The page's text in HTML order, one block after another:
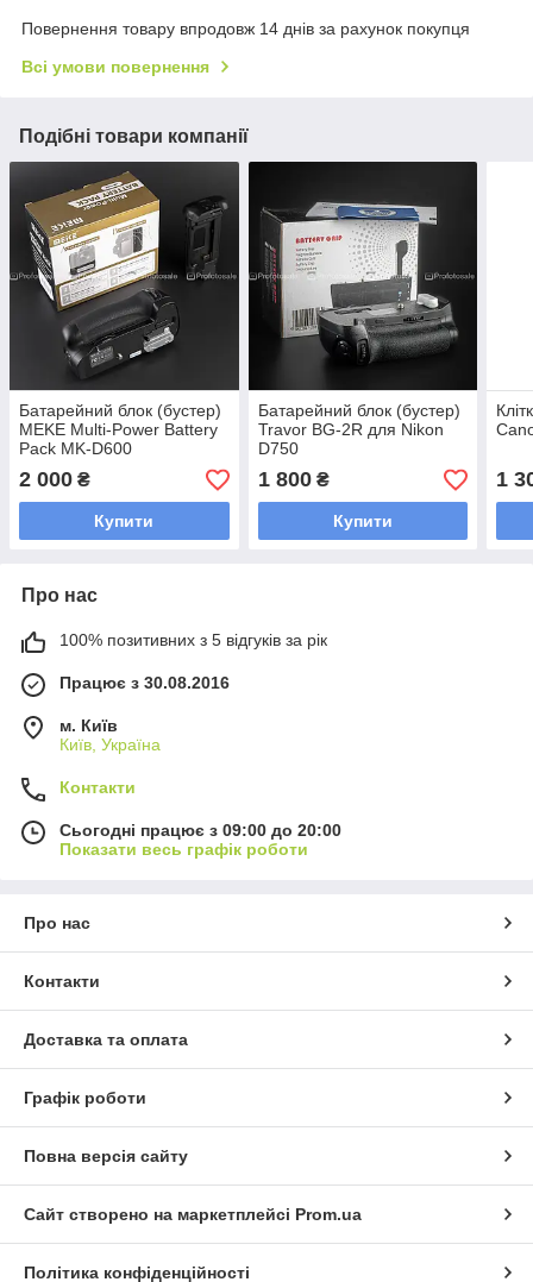
Повернення товару впродовж 14 днів за рахунок покупця
Всі умови повернення
Подібні товари компанії
Батарейний блок (бустер)
MEKE Multi-Power Battery
Pack MK-D600
2 000 ₴
Купити
Батарейний блок (бустер)
Travor BG-2R для Nikon
D750
1 800₴
Купити
1
Про нас
100% позитивних з 5 відгуків за рік
Працює з 30.08.2016
м. Київ
Київ, Україна
Контакти
Сьогодні працює з 09:00 до 20:00
Показати весь графік роботи
Про нас
Контакти
Доставка та оплата
Графік роботи
Повна версія сайту
Сайт створено на маркетплейсі Prom.ua
Політика конфіденційності